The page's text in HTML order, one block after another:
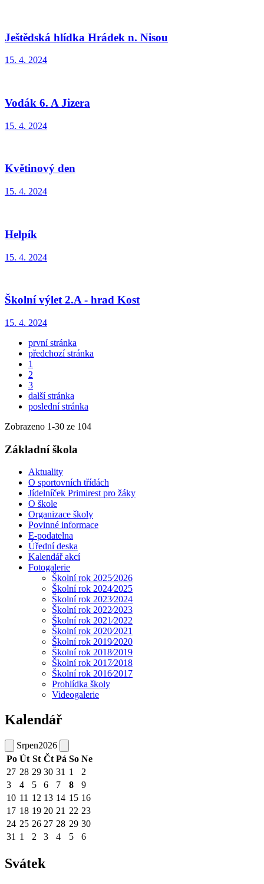
Ještědská hlídka Hrádek n. Nisou
15. 4. 2024
Vodák 6. A Jizera
15. 4. 2024
Květinový den
15. 4. 2024
Helpík
15. 4. 2024
Školní výlet 2.A - hrad Kost
15. 4. 2024
první stránka
předchozí stránka
1
2
3
další stránka
poslední stránka
Zobrazeno 1-30 ze 104
Základní škola
Aktuality
O sportovních třídách
Jídelníček Primirest pro žáky
O škole
Organizace školy
Povinné informace
E-podatelna
Úřední deska
Kalendář akcí
Fotogalerie
Školní rok 2025⁄2026
Školní rok 2024⁄2025
Školní rok 2023⁄2024
Školní rok 2022⁄2023
Školní rok 2021⁄2022
Školní rok 2020⁄2021
Školní rok 2019⁄2020
Školní rok 2018⁄2019
Školní rok 2017⁄2018
Školní rok 2016⁄2017
Prohlídka školy
Videogalerie
Kalendář
Srpen2026
Po Út St Čt Pá So Ne
27 28 29 30 31 1
2
3
4 5 6 7 8
9
10 11 12 13 14 15 16
17 18 19 20 21 22 23
24 25 26 27 28 29 30
31 1 2 3 4 5 6
Svátek